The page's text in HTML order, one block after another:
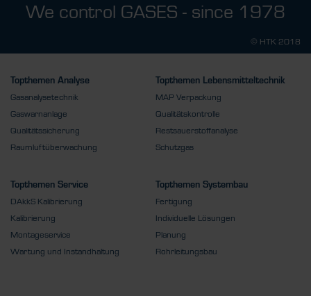
We control GASES - since 1978
© HTK 2018
Topthemen Analyse
Gasanalysetechnik
Gaswarnanlage
Qualitätssicherung
Raumluftüberwachung
Topthemen Lebensmitteltechnik
MAP Verpackung
Qualitätskontrolle
Restsauerstoffanalyse
Schutzgas
Topthemen Service
DAkkS Kalibrierung
Kalibrierung
Montageservice
Wartung und Instandhaltung
Topthemen Systembau
Fertigung
Individuelle Lösungen
Planung
Rohrleitungsbau